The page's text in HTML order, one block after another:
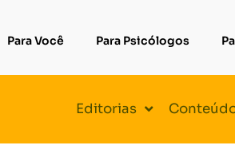
Para Você Para Psicólogos
Editorias